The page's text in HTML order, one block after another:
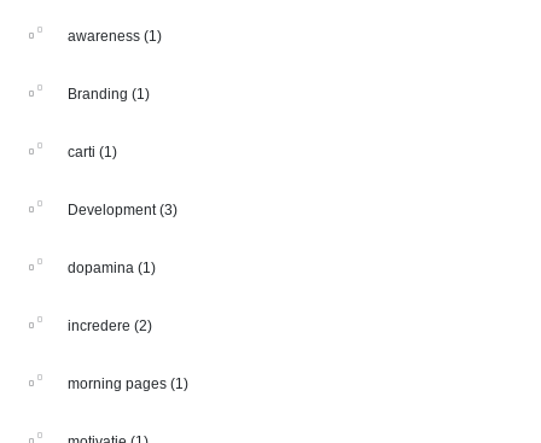
awareness (1)
Branding (1)
carti (1)
Development(3)
dopamina (1)
incredere (2)
morning pages (1)